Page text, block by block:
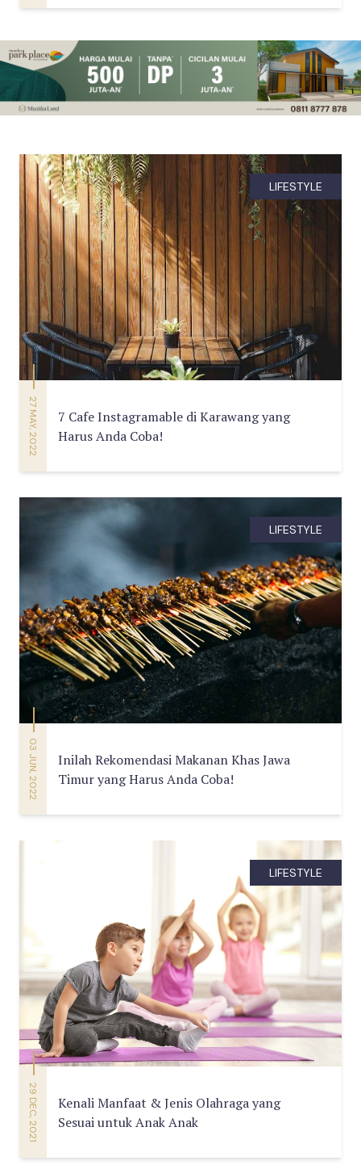
LIFESTYLE
27 MAY, 2022
7 Cafe Instagramable di Karawang yang
Harus Anda Coba!
LIFESTYLE
03 JUN, 2022
Inilah Rekomendasi Makanan Khas Jawa
Timur yang Harus Anda Coba!
LIFESTYLE
29 DEC, 2021
Kenali Manfaat & Jenis Olahraga yang
Sesuai untuk Anak Anak